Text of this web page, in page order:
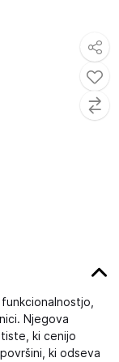
Njegova
ki cenijo
ki odseva